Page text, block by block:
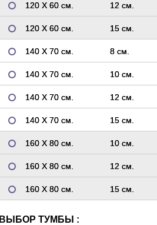
120 Х 60 см. 12 см.
120 Х 60 см. 15 см.
140 Х 70 см. 8 см.
140 Х 70 см. 10 см.
140 Х 70 см. 12 см.
140 Х 70 см. 15 см.
160 Х 80 см. 10 см.
160 Х 80 см. 12 см.
160 Х 80 см. 15 см.
ВЫБОР ТУМБЫ :